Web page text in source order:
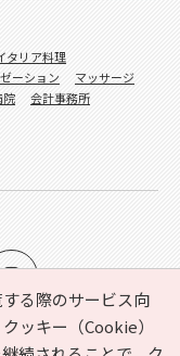
る際のサービス向
ッキー（Cookie）
タリア料理
ーション
マッサージ
院
会計事務所